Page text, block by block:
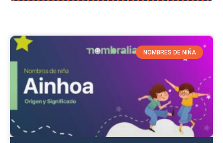
NOMBRES DE NIÑA